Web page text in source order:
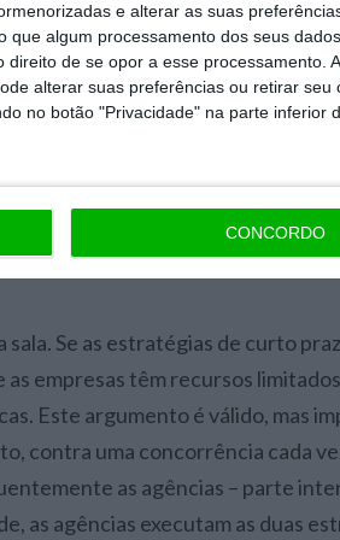
e alterar as suas
que algum processamento dos seus
de se opor a esse processamento.
alterar suas preferências ou retirar seu
no botão "Privacidade" na parte inferior
CONCORDO
contínuo.
os dois processos, o de
legítima dos resultados rápidos,
e de construir uma presença
Se as estratégias de curto
empresas têm recursos
Este argumento é válido, mas
contra uma concorrência cada
as agências – parte
as agências executam as duas